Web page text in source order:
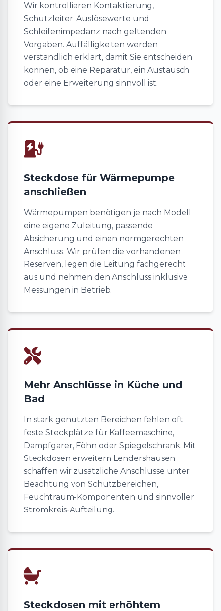
Wir kontrollieren Kontaktierung,
Schutzleiter, Auslösewerte und
Schleifenimpedanz nach geltenden
Vorgaben. Auffälligkeiten werden
verständlich erklärt, damit Sie entscheiden
können, ob eine Reparatur, ein Austausch
oder eine Erweiterung sinnvoll ist.
Steckdose für Wärmepumpe
anschließen
Wärmepumpen benötigen je nach Modell
eine eigene Zuleitung, passende
Absicherung und einen normgerechten
Anschluss. Wir prüfen die vorhandenen
Reserven, legen die Leitung fachgerecht
aus und nehmen den Anschluss inklusive
Messungen in Betrieb.
Mehr Anschlüsse in Küche und
Bad
In stark genutzten Bereichen fehlen oft
feste Steckplätze für Kaffeemaschine,
Dampfgarer, Föhn oder Spiegelschrank. Mit
Steckdosen erweitern Lendershausen
schaffen wir zusätzliche Anschlüsse unter
Beachtung von Schutzbereichen,
Feuchtraum-Komponenten und sinnvoller
Stromkreis-Aufteilung.
Steckdosen mit erhöhtem